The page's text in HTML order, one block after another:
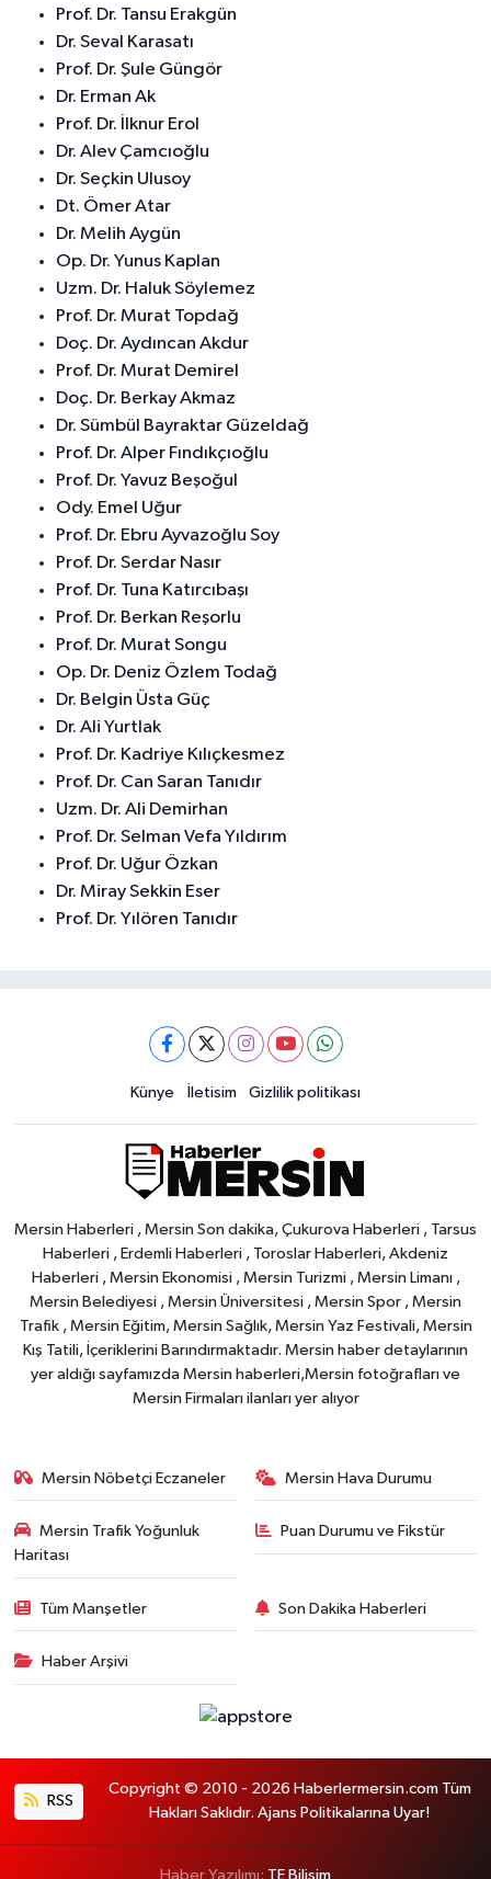
Prof. Dr. Tansu Erakgün
Dr. Seval Karasatı
Prof. Dr. Şule Güngör
Dr. Erman Ak
Prof. Dr. İlknur Erol
Dr. Alev Çamcıoğlu
Dr. Seçkin Ulusoy
Dt. Ömer Atar
Dr. Melih Aygün
Op. Dr. Yunus Kaplan
Uzm. Dr. Haluk Söylemez
Prof. Dr. Murat Topdağ
Doç. Dr. Aydıncan Akdur
Prof. Dr. Murat Demirel
Doç. Dr. Berkay Akmaz
Dr. Sümbül Bayraktar Güzeldağ
Prof. Dr. Alper Fındıkçıoğlu
Prof. Dr. Yavuz Beşoğul
Ody. Emel Uğur
Prof. Dr. Ebru Ayvazoğlu Soy
Prof. Dr. Serdar Nasır
Prof. Dr. Tuna Katırcıbaşı
Prof. Dr. Berkan Reşorlu
Prof. Dr. Murat Songu
Op. Dr. Deniz Özlem Todağ
Dr. Belgin Üsta Güç
Dr. Ali Yurtlak
Prof. Dr. Kadriye Kılıçkesmez
Prof. Dr. Can Saran Tanıdır
Uzm. Dr. Ali Demirhan
Prof. Dr. Selman Vefa Yıldırım
Prof. Dr. Uğur Özkan
Dr. Miray Sekkin Eser
Prof. Dr. Yılören Tanıdır
Künye İletisim Gizlilik politikası
Mersin Haberleri , Mersin Son dakika, Çukurova Haberleri , Tarsus
Haberleri , Erdemli Haberleri , Toroslar Haberleri, Akdeniz
Haberleri , Mersin Ekonomisi , Mersin Turizmi , Mersin Limanı ,
Mersin Belediyesi , Mersin Üniversitesi , Mersin Spor , Mersin
Trafik , Mersin Eğitim, Mersin Sağlık, Mersin Yaz Festivali, Mersin
Kış Tatili, İçeriklerini Barındırmaktadır. Mersin haber detaylarının
yer aldığı sayfamızda Mersin haberleri,Mersin fotoğrafları ve
Mersin Firmaları ilanları yer alıyor
Mersin Nöbetçi Eczaneler Mersin Hava Durumu
Mersin Trafik Yoğunluk
Haritası
Puan Durumu ve Fikstür
Tüm Manşetler Son Dakika Haberleri
Haber Arşivi
RSS
Copyright © 2010 - 2026 Haberlermersin.com Tüm
Hakları Saklıdır. Ajans Politikalarına Uyar!
Haber Yazılımı: TE Bilişim